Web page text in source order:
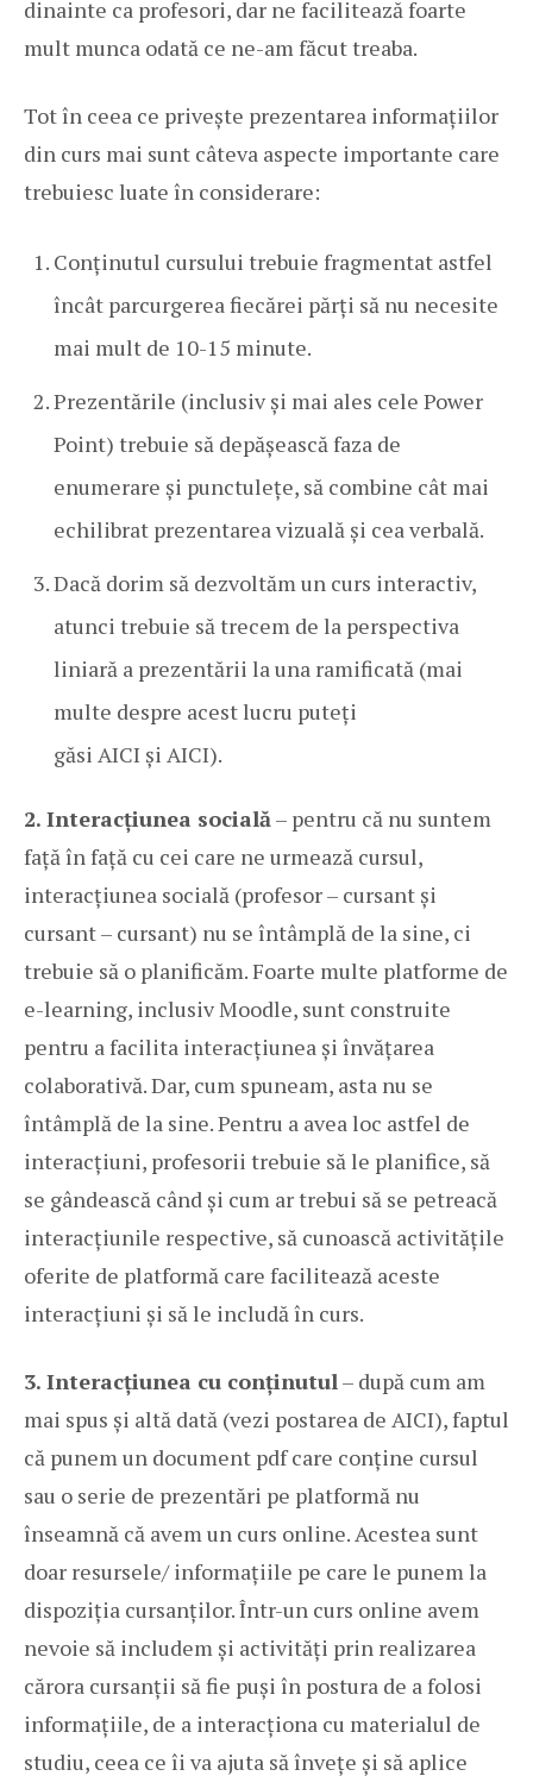
dinainte ca profesori, dar ne facilitează foarte
mult munca odată ce ne-am făcut treaba.
Tot în ceea ce privește prezentarea informațiilor
din curs mai sunt câteva aspecte importante care
trebuiesc luate în considerare:
Conținutul cursului trebuie fragmentat astfel
încât parcurgerea fiecărei părți să nu necesite
mai mult de 10-15 minute.
Prezentările (inclusiv și mai ales cele Power
Point) trebuie să depășească faza de
enumerare și punctulețe, să combine cât mai
echilibrat prezentarea vizuală și cea verbală.
Dacă dorim să dezvoltăm un curs interactiv,
atunci trebuie să trecem de la perspectiva
liniară a prezentării la una ramificată (mai
multe despre acest lucru puteți
găsi AICI și AICI).
2. Interacțiunea socială– pentru că nu suntem
față în față cu cei care ne urmează cursul,
interacțiunea socială (profesor – cursant și
cursant – cursant) nu se întâmplă de la sine, ci
trebuie să o planificăm. Foarte multe platforme de
e-learning, inclusiv Moodle, sunt construite
pentru a facilita interacțiunea și învățarea
colaborativă. Dar, cum spuneam, asta nu se
întâmplă de la sine. Pentru a avea loc astfel de
interacțiuni, profesorii trebuie să le planifice, să
se gândească când și cum ar trebui să se petreacă
interacțiunile respective, să cunoască activitățile
oferite de platformă care facilitează aceste
interacțiuni și să le includă în curs.
3. Interacțiunea cu conținutul– după cum am
mai spus și altă dată (vezi postarea de AICI), faptul
că punem un document pdf care conține cursul
sau o serie de prezentări pe platformă nu
înseamnă că avem un curs online. Acestea sunt
doar resursele/ informațiile pe care le punem la
dispoziția cursanților. Într-un curs online avem
nevoie să includem și activități prin realizarea
cărora cursanții să fie puși în postura de a folosi
informațiile, de a interacționa cu materialul de
studiu, ceea ce îi va ajuta să învețe și să aplice